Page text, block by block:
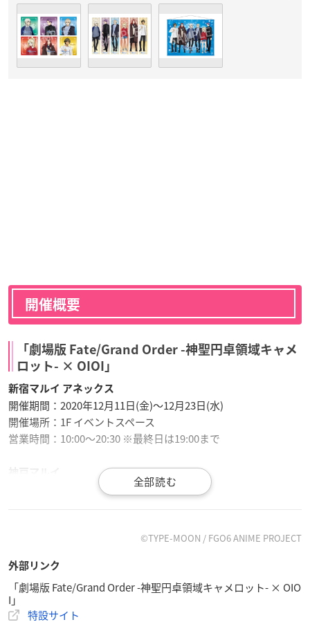
開催概要
「劇場版 Fate/Grand Order -神聖円卓領域キャメ
ロット- × OIOI」
新宿マルイ アネックス
開催期間：2020年12月11日(金)～12月23日(水)
開催場所：1F イベントスペース
営業時間：10:00〜20:30 ※最終日は19:00まで
開催期間：2020年12月17日(木)～2021年1月4日(月)
博多マルイ
開催期間：2020年12月24日(木)～2021年1月4日(月)
開催場所：5F イベントスペース
営業時間：11:00〜21:00
©TYPE-MOON / FGO6 ANIME PROJECT
外部リンク
「劇場版 Fate/Grand Order -神聖円卓領域キャメロット- × OIO
I」
特設サイト